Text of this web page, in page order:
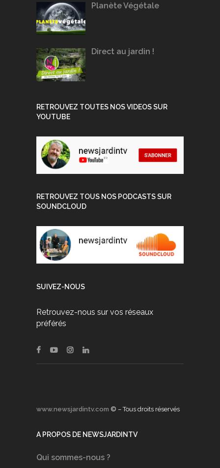
Planète Végétale
Direct au jardin !
RETROUVEZ TOUTES NOS VIDEOS SUR
YOUTUBE
RETROUVEZ TOUS NOS PODCASTS SUR
SOUNDCLOUD
SUIVEZ-NOUS
Retrouvez-nous sur vos réseaux
préférés
www.newsjardintv.com © – Tous droits réservés
A PROPOS DE NEWSJARDINTV
Qui sommes-nous ?